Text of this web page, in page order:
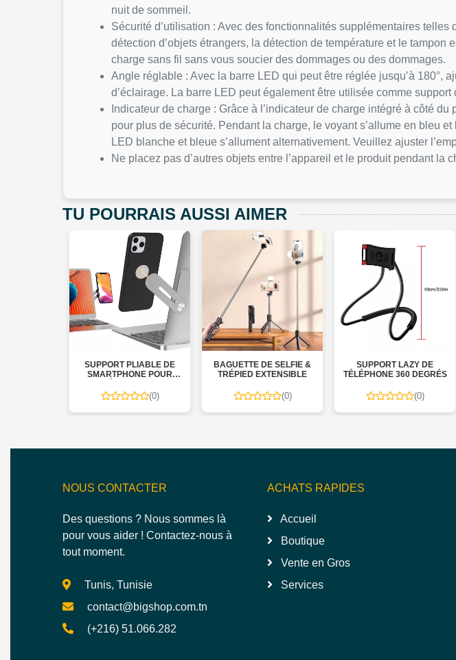
nuit de sommeil.
Sécurité d’utilisation : Avec des fonctionnalités supplémentaires
détection d’objets étrangers, la détection de température et le
charge sans fil sans vous soucier des dommages ou des dommages.
Angle réglable : Avec la barre LED qui peut être réglée jusqu’à 180°,
d’éclairage. La barre LED peut également être utilisée comme support
Indicateur de charge : Grâce à l’indicateur de charge intégré à côté
pour plus de sécurité. Pendant la charge, le voyant s’allume en bleu
LED blanche et bleue s’allument alternativement. Veuillez ajuster
Ne placez pas d’autres objets entre l’appareil et le produit pendant la
TU POURRAIS AUSSI AIMER
SUPPORT PLIABLE DE
SMARTPHONE POUR
(0)
BAGUETTE DE SELFIE &
TRÉPIED EXTENSIBLE
(0)
SUPPORT LAZY DE
TÉLÉPHONE 360 DEGRÉS
(0)
NOUS CONTACTER
Des questions ? Nous sommes là
pour vous aider ! Contactez-nous à
tout moment.
Tunis, Tunisie
contact@bigshop.com.tn
(+216) 51.066.282
ACHATS RAPIDES
Accueil
Boutique
Vente en Gros
Services